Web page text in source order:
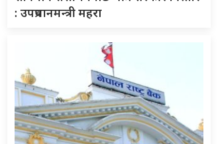
: उपप्रधानमन्त्री महरा